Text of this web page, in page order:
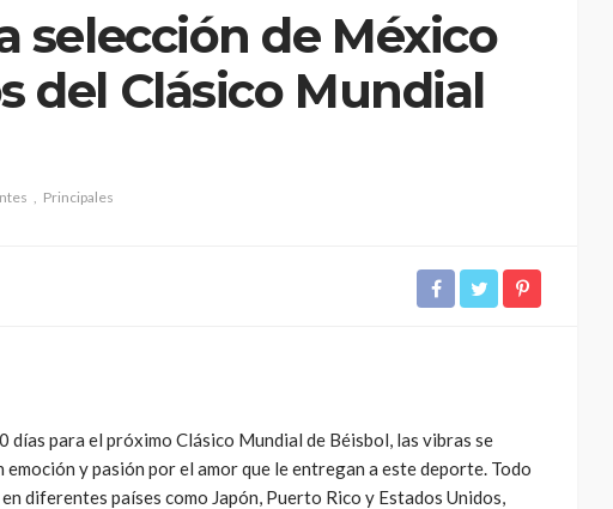
selección de México
del Clásico Mundial
Principales
días para el próximo Clásico Mundial de Béisbol, las vibras se
emoción y pasión por el amor que le entregan a este deporte. Todo
diferentes países como Japón, Puerto Rico y Estados Unidos,